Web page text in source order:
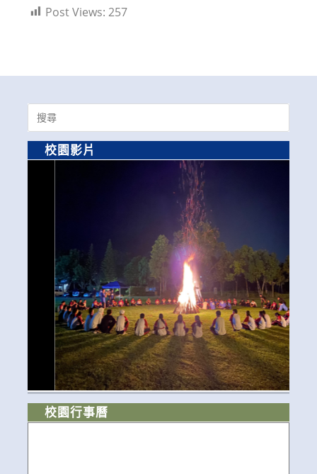
Post Views: 257
Search
for:
校園影片
校園行事曆